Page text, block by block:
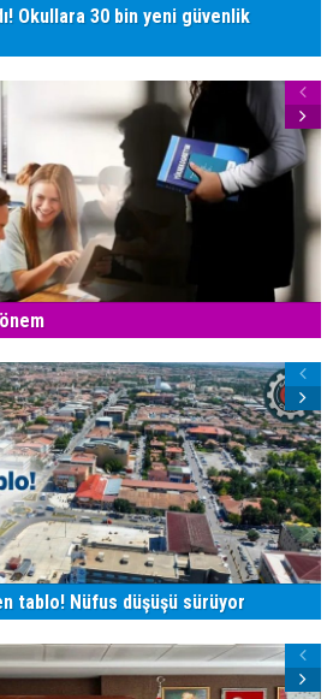
Okullara 30 bin yeni güvenlik
tablo! Nüfus düşüşü sürüyor